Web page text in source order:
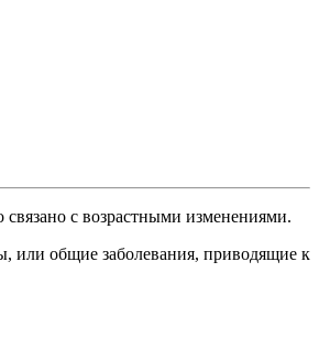
с возрастными изменениями.
или общие заболевания, приводящие к